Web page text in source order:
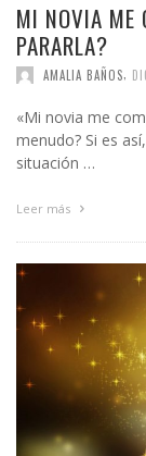
MI NOVIA ME
PARARLA?
AMALIA BAÑOS
«Mi novia me
menudo? Si es
situación …
Leer más